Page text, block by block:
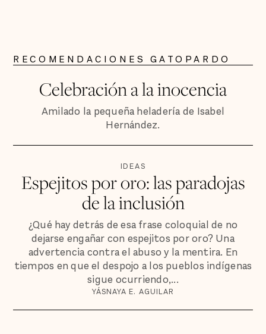
RECOMENDACIONES GATOPARDO
Celebración a la inocencia
Amilado la pequeña heladería de Isabel
Hernández.
IDEAS
Espejitos por oro: las paradojas
de la inclusión
¿Qué hay detrás de esa frase coloquial de no
dejarse engañar con espejitos por oro? Una
advertencia contra el abuso y la mentira. En
tiempos en que el despojo a los pueblos indígenas
sigue ocurriendo,...
YÁSNAYA E. AGUILAR